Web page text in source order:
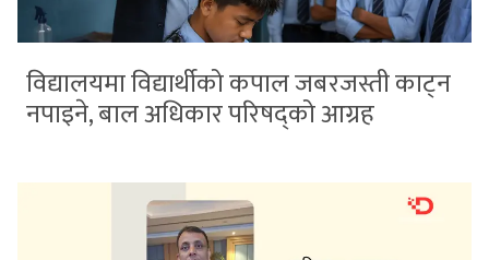
विद्यालयमा विद्यार्थीको कपाल जबरजस्ती काट्न
नपाइने, बाल अधिकार परिषद्को आग्रह